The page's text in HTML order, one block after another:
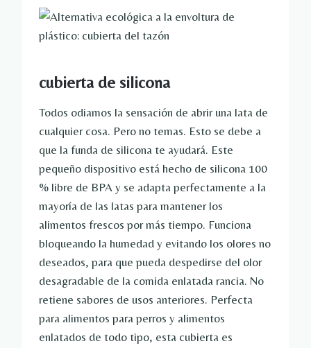
cubierta de silicona
Todos odiamos la sensación de abrir una lata de
cualquier cosa. Pero no temas. Esto se debe a
que la funda de silicona te ayudará. Este
pequeño dispositivo está hecho de silicona 100
% libre de BPA y se adapta perfectamente a la
mayoría de las latas para mantener los
alimentos frescos por más tiempo. Funciona
bloqueando la humedad y evitando los olores no
deseados, para que pueda despedirse del olor
desagradable de la comida enlatada rancia. No
retiene sabores de usos anteriores. Perfecta
para alimentos para perros y alimentos
enlatados de todo tipo, esta cubierta es